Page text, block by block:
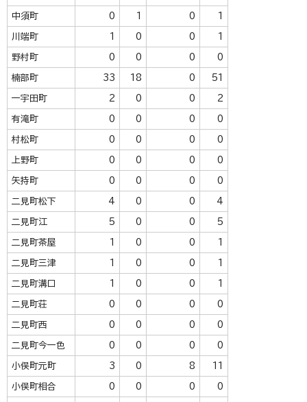
中須町 0 0
川端町 0 0
野村町 0 0 0 0
楠部町 33 18 0 51
一宇田町 2 0 0 2
有滝町 0 0 0 0
村松町 0 0 0 0
上野町 0 0 0 0
矢持町 0 0 0 0
二見町松下 4 0 0 4
二見町江 5 0 0 5
二見町茶屋 0 0
二見町三津 0 0
二見町溝口 0 0
二見町荘 0 0 0 0
二見町西 0 0 0 0
二見町今一色 0 0 0 0
小俣町元町 3 0 8
小俣町相合 0 0 0 0